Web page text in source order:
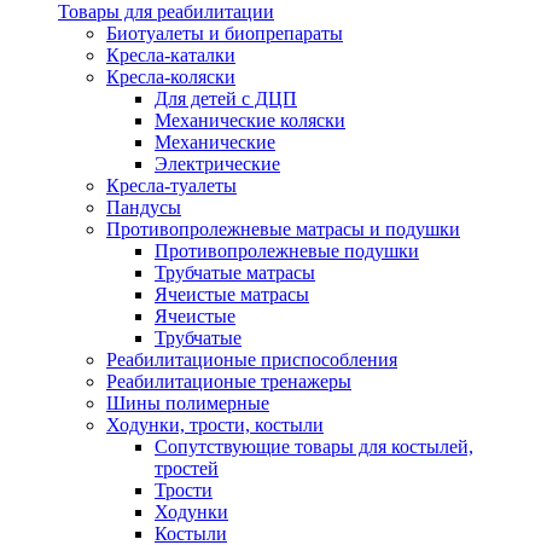
Товары для реабилитации
Биотуалеты и биопрепараты
Кресла-каталки
Кресла-коляски
Для детей с ДЦП
Механические коляски
Механические
Электрические
Кресла-туалеты
Пандусы
Противопролежневые матрасы и подушки
Противопролежневые подушки
Трубчатые матрасы
Ячеистые матрасы
Ячеистые
Трубчатые
Реабилитационые приспособления
Реабилитационые тренажеры
Шины полимерные
Ходунки, трости, костыли
Сопутствующие товары для костылей,
тростей
Трости
Ходунки
Костыли